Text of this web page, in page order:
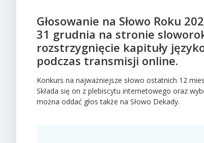
Głosowanie na Słowo Roku
31 grudnia na stronie
rozstrzygnięcie kapituły
podczas transmisji online.
Konkurs na najważniejsze słowo ostatnich 12
Składa się on z plebiscytu internetowego oraz
można oddać głos także na Słowo Dekady.